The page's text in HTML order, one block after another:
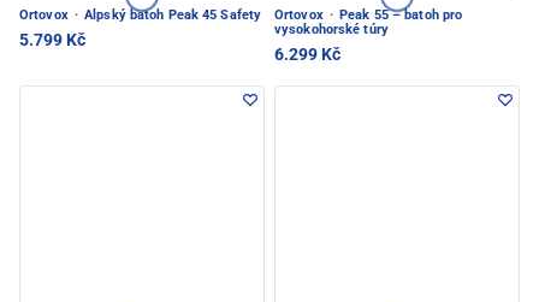
Ortovox · Alpský batoh Peak 45 Safety
5.799 Kč
Ortovox · Peak 55 – batoh pro
vysokohorské túry
6.299 Kč